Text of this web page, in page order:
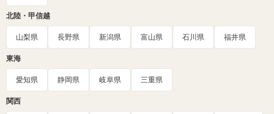
北陸・甲信越
山梨県 長野県 新潟県 富山県 石川県 福井県
東海
愛知県 静岡県 岐阜県 三重県
関西